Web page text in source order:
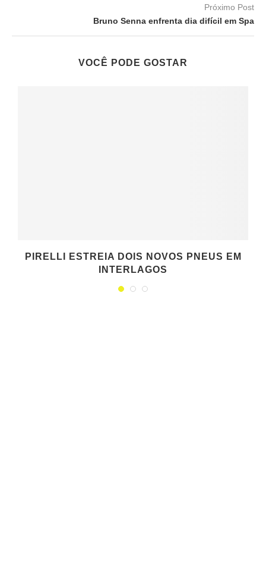
Próximo Post
Bruno Senna enfrenta dia difícil em Spa
VOCÊ PODE GOSTAR
PIRELLI ESTREIA DOIS NOVOS PNEUS EM
INTERLAGOS